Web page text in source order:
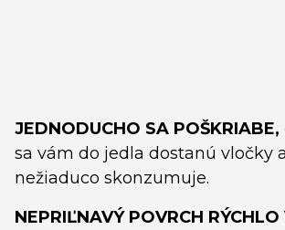
JEDNODUCHO SA POŠKRIABE,
sa vám do jedla dostanú vločky
nežiaduco skonzumuje.
NEPRIĽNAVÝ POVRCH